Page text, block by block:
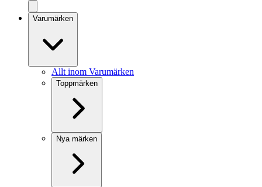
Varumärken
Allt inom Varumärken
Toppmärken
Nya märken